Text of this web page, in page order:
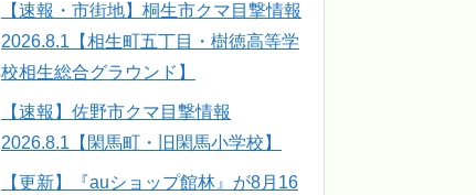
【速報・市街地】桐生市クマ目撃情報
2026.8.1【相生町五丁目・樹徳高等学
校相生総合グラウンド】
【速報】佐野市クマ目撃情報
2026.8.1【閑馬町・旧閑馬小学校】
【更新】『auショップ館林』が8月16